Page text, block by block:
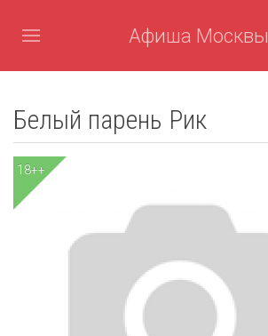
Афиша Москвы
Белый парень Рик
18++